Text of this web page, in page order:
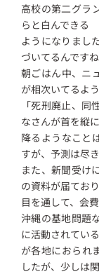
高校の第二グラ
らと白んできる
ようになりまし
づいてるんですね
朝ごはん中、ニ
が相次いてるよ
「死刑廃止、
なさんが首を縦に
降るようなこと
すが、予測は尽き
また、新聞受け
の資料が届ており
目を通して、会
沖縄の基地問題
に活動されてい
が各地におられ
したが、少しは